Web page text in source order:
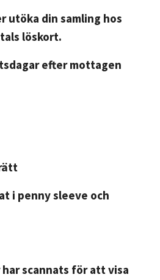
utöka din samling hos
löskort.
efter mottagen
i penny sleeve och
scannats för att visa